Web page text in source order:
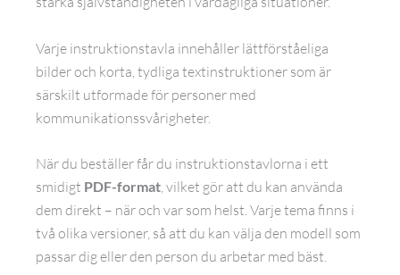
Varje instruktionstavla innehåller lättförståeliga
bilder och korta, tydliga textinstruktioner som är
särskilt utformade för personer med
kommunikationssvårigheter.
När du beställer får du instruktionstavlorna i ett
smidigt PDF-format, vilket gör att du kan använda
dem direkt – när och var som helst. Varje tema finns i
två olika versioner, så att du kan välja den modell som
passar dig eller den person du arbetar med bäst.